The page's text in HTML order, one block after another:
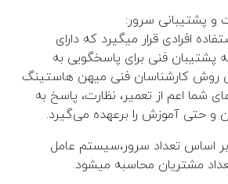
و پشتیبانی سرور:
افرادی قرار میگیرد که دارای
پشتیبان فنی برای پاسخگویی به
روش کارشناسان فنی میهن هاستینگ
شما اعم از تعمیر، نظارت، پاسخ به
و حتی آموزش را برعهده می‌گیرد.
اساس تعداد سرور،سیستم عامل
مشتریان محاسبه میشود.